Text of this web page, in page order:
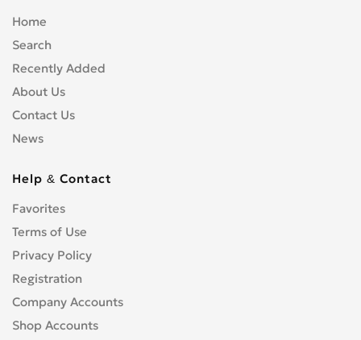
Home
Search
Recently Added
About Us
Contact Us
News
Help & Contact
Favorites
Terms of Use
Privacy Policy
Registration
Company Accounts
Shop Accounts